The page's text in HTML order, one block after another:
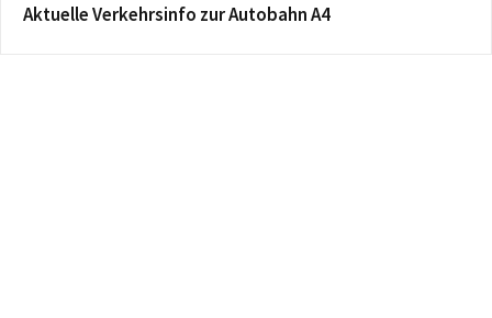
Aktuelle Verkehrsinfo zur Autobahn A4